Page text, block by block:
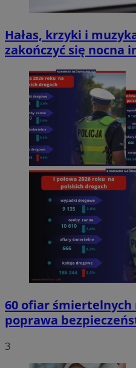
Hałas, krzyki i
zakończyć się nocna
60 ofiar śmiertelnych
poprawa
3